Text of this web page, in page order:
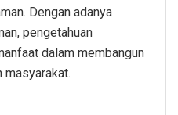
Dengan adanya
pengetahuan
dalam membangun
masyarakat.